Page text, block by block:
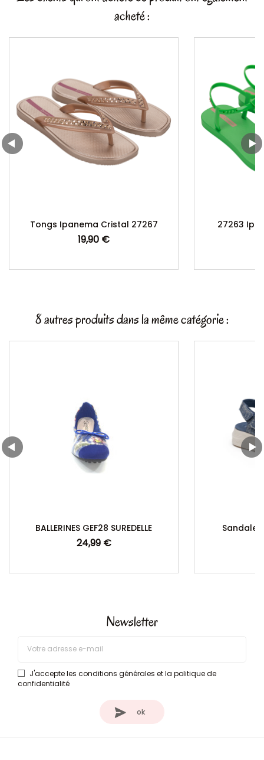
acheté :
Tongs Ipanema Cristal 27267
Prix
19,90 €
27263
8 autres produits dans la même catégorie :
BALLERINES GEF28 SUREDELLE
Prix
24,99 €
Sandales
Newsletter
J'accepte les conditions générales et la politique de
confidentialité